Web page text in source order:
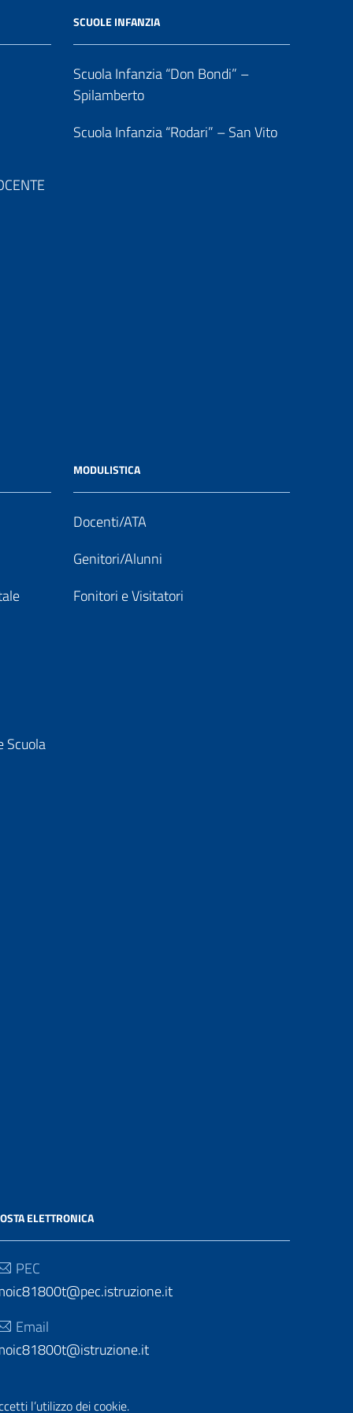
l’utilizzo dei cookie.
SCUOLE INFANZIA
Scuola Infanzia “Don Bondi” –
Spilamberto
Scuola Infanzia “Rodari” – San Vito
Scuola
MODULISTICA
Docenti/ATA
Genitori/Alunni
Fonitori e Visitatori
ELETTRONICA
PEC
Email